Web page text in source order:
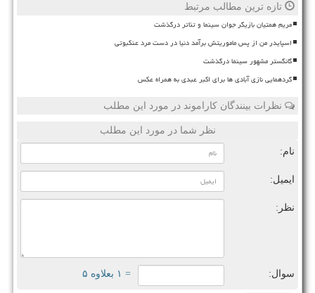
تازه ترین مطالب مرتبط
مریم همتیان بازیگر جوان سینما و تئاتر درگذشت
اسپایدر من از پس ماموریتش برآمد دنیا در دست مرد عنکبوتی
گانگستر مشهور سینما درگذشت
گردهمایی نازی آبادی ها برای اکبر عبدی به همراه عکس
نظرات بینندگان کاراموند در مورد این مطلب
نظر شما در مورد این مطلب
نام:
ایمیل:
نظر:
سوال: = ۱ بعلاوه ۵